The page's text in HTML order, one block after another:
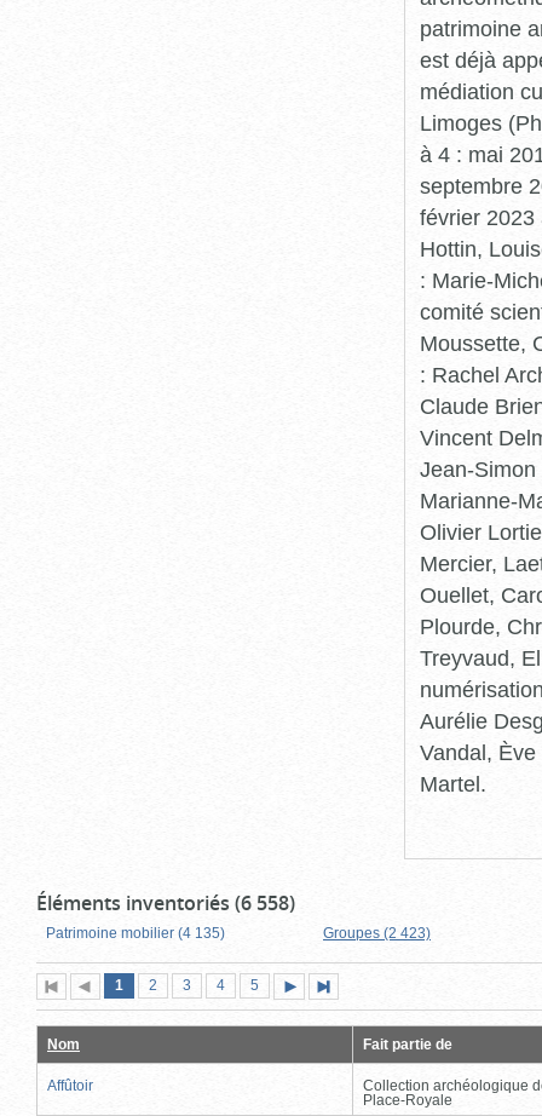
patrimoine
est déjà
médiation
Limoges
à 4 : mai
septembre
février 2023
Hottin,
: Marie-
comité
Moussette,
: Rachel
Claude
Vincent
Jean-
Marianne-
Olivier
Mercier,
Ouellet,
Plourde,
Treyvaud,
Aurélie
Vandal,
Martel.
Éléments inventoriés (6 558)
Patrimoine mobilier (4 135) Groupes (2 423)
Première
page
Page
précédente
Page
1 (page
actuelle)
Page
2 Page
3 Page
4 Page
5
suivante
page
Nom Fait partie de
Affûtoir
Collection archéologique
Place-Royale